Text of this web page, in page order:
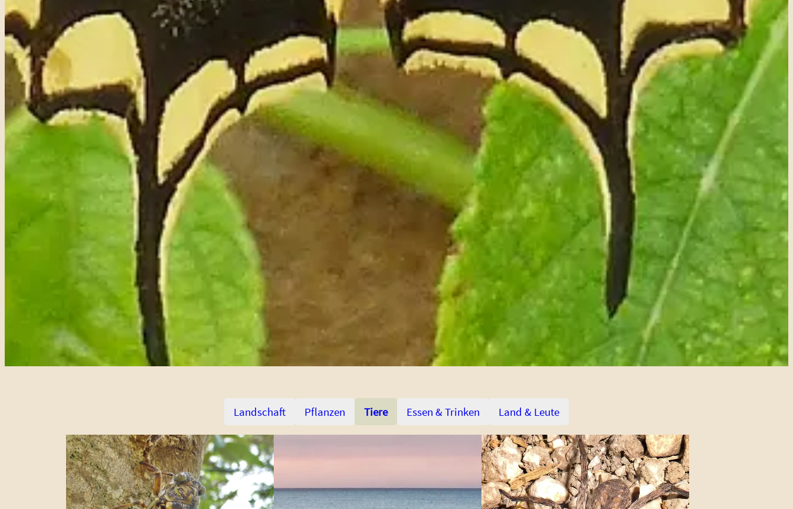
Landschaft Pflanzen Tiere Essen & Trinken Land & Leute